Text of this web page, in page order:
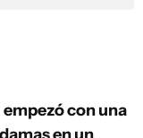
empezó con una